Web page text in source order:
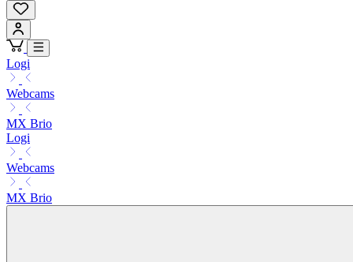
Logi
Webcams
MX Brio
Logi
Webcams
MX Brio